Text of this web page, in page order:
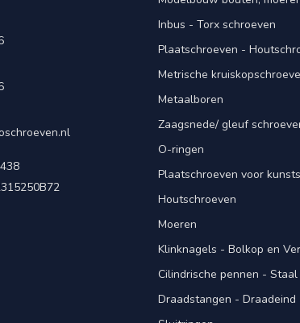
Inbus - Torx schroeven
Plaatschroeven -
Metrische
Metaalboren
Zaagsnede/ gleuf
O-ringen
Plaatschroeven voor
Houtschroeven
Moeren
Klinknagels - Bolkop en
Cilindrische pennen -
Draadstangen - Draadeind